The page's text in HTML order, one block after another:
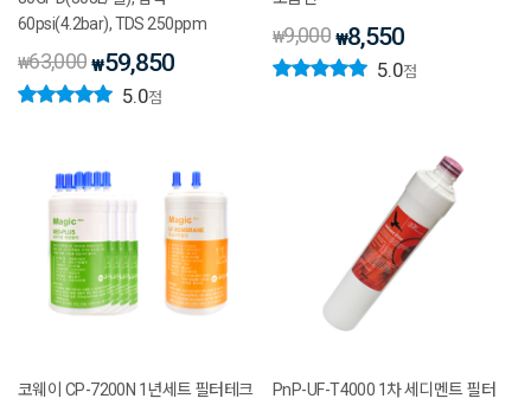
60psi(4.2bar), TDS 250ppm
₩63,000 ₩59,850
5.0점
₩9,000 ₩8,550
5.0점
코웨이 CP-7200N 1년세트 필터테크
PnP-UF-T4000 1차 세디멘트 필터